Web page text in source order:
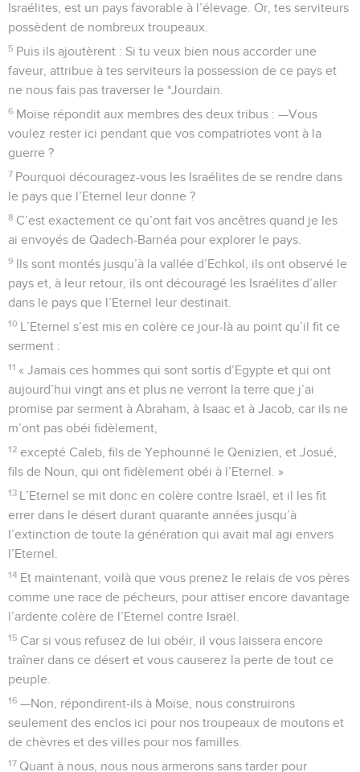
Israélites, est un pays favorable à l’élevage. Or, tes serviteurs
possèdent de nombreux troupeaux.
5 Puis ils ajoutèrent : Si tu veux bien nous accorder une
faveur, attribue à tes serviteurs la possession de ce pays et
ne nous fais pas traverser le *Jourdain.
6 Moïse répondit aux membres des deux tribus : —Vous
voulez rester ici pendant que vos compatriotes vont à la
guerre ?
7 Pourquoi découragez-vous les Israélites de se rendre dans
le pays que l’Eternel leur donne ?
8 C’est exactement ce qu’ont fait vos ancêtres quand je les
ai envoyés de Qadech-Barnéa pour explorer le pays.
9 Ils sont montés jusqu’à la vallée d’Echkol, ils ont observé le
pays et, à leur retour, ils ont découragé les Israélites d’aller
dans le pays que l’Eternel leur destinait.
10 L’Eternel s’est mis en colère ce jour-là au point qu’il fit ce
serment :
11 « Jamais ces hommes qui sont sortis d’Egypte et qui ont
aujourd’hui vingt ans et plus ne verront la terre que j’ai
promise par serment à Abraham, à Isaac et à Jacob, car ils ne
m’ont pas obéi fidèlement,
12 excepté Caleb, fils de Yephounné le Qenizien, et Josué,
fils de Noun, qui ont fidèlement obéi à l’Eternel. »
13 L’Eternel se mit donc en colère contre Israël, et il les fit
errer dans le désert durant quarante années jusqu’à
l’extinction de toute la génération qui avait mal agi envers
l’Eternel.
14 Et maintenant, voilà que vous prenez le relais de vos pères
comme une race de pécheurs, pour attiser encore davantage
l’ardente colère de l’Eternel contre Israël.
15 Car si vous refusez de lui obéir, il vous laissera encore
traîner dans ce désert et vous causerez la perte de tout ce
peuple.
16 —Non, répondirent-ils à Moïse, nous construirons
seulement des enclos ici pour nos troupeaux de moutons et
de chèvres et des villes pour nos familles.
17 Quant à nous, nous nous armerons sans tarder pour